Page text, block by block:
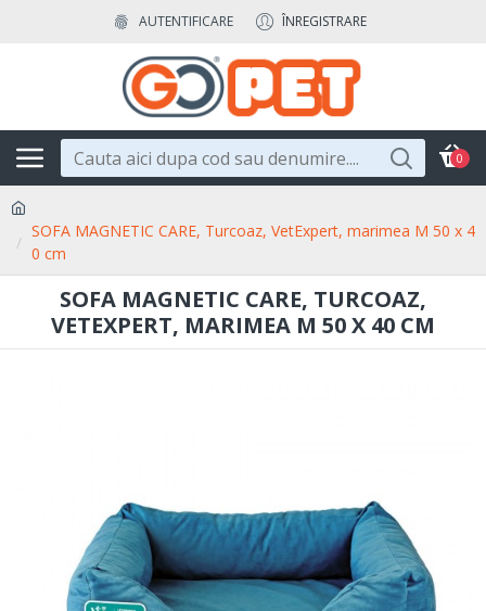
AUTENTIFICARE ÎNREGISTRARE
0
SOFA MAGNETIC CARE, Turcoaz, VetExpert, marimea M 50 x 4
0 cm
SOFA MAGNETIC CARE, TURCOAZ,
VETEXPERT, MARIMEA M 50 X 40 CM